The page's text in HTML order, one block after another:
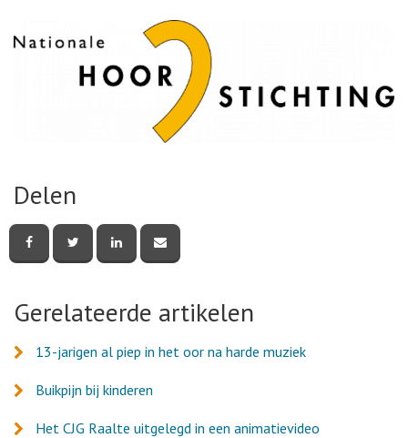
Delen
deze
pagina
deze
pagina
deze
pagina
deze
pagina
mail
Gerelateerde artikelen
13-jarigen al piep in het oor na harde muziek
Buikpijn bij kinderen
Het CJG Raalte uitgelegd in een animatievideo